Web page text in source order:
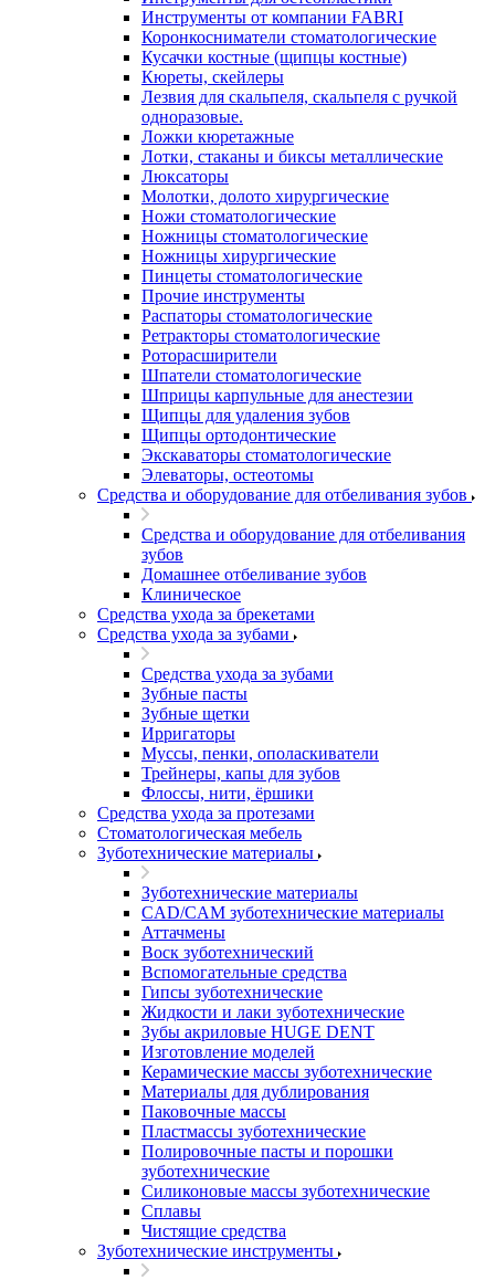
Инструменты от компании FABRI
Коронкосниматели стоматологические
Кусачки костные (щипцы костные)
Кюреты, скейлеры
Лезвия для скальпеля, скальпеля с ручкой
одноразовые.
Ложки кюретажные
Лотки, стаканы и биксы металлические
Люксаторы
Молотки, долото хирургические
Ножи стоматологические
Ножницы стоматологические
Ножницы хирургические
Пинцеты стоматологические
Прочие инструменты
Распаторы стоматологические
Ретракторы стоматологические
Роторасширители
Шпатели стоматологические
Шприцы карпульные для анестезии
Щипцы для удаления зубов
Щипцы ортодонтические
Экскаваторы стоматологические
Элеваторы, остеотомы
Средства и оборудование для отбеливания зубов
Средства и оборудование для отбеливания
зубов
Домашнее отбеливание зубов
Клиническое
Средства ухода за брекетами
Средства ухода за зубами
Средства ухода за зубами
Зубные пасты
Зубные щетки
Ирригаторы
Муссы, пенки, ополаскиватели
Трейнеры, капы для зубов
Флоссы, нити, ёршики
Средства ухода за протезами
Стоматологическая мебель
Зуботехнические материалы
Зуботехнические материалы
CAD/CAM зуботехнические материалы
Аттачмены
Воск зуботехнический
Вспомогательные средства
Гипсы зуботехнические
Жидкости и лаки зуботехнические
Зубы акриловые HUGE DENT
Изготовление моделей
Керамические массы зуботехнические
Материалы для дублирования
Паковочные массы
Пластмассы зуботехнические
Полировочные пасты и порошки
зуботехнические
Силиконовые массы зуботехнические
Сплавы
Чистящие средства
Зуботехнические инструменты